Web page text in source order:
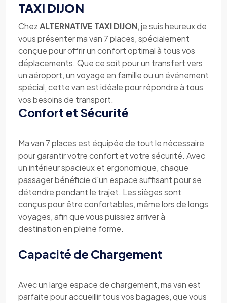
TAXI DIJON
ChezALTERNATIVE TAXI DIJON, je suis heureux de
vous présenter ma van 7 places, spécialement
conçue pour offrir un confort optimal à tous vos
déplacements. Que ce soit pour un transfert vers
un aéroport, un voyage en famille ou un événement
spécial, cette van est idéale pour répondre à tous
vos besoins de transport.
Confort et Sécurité
Ma van 7 places est équipée de tout le nécessaire
pour garantir votre confort et votre sécurité. Avec
un intérieur spacieux et ergonomique, chaque
passager bénéficie d'un espace suffisant pour se
détendre pendant le trajet. Les sièges sont
conçus pour être confortables, même lors de longs
voyages, afin que vous puissiez arriver à
destination en pleine forme.
Capacité de Chargement
Avec un large espace de chargement, ma van est
parfaite pour accueillir tous vos bagages, que vous